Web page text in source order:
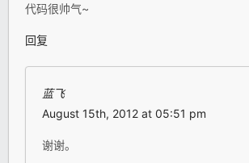
代码很帅气~
回复
蓝飞
August 15th, 2012 at 05:51 pm
谢谢。